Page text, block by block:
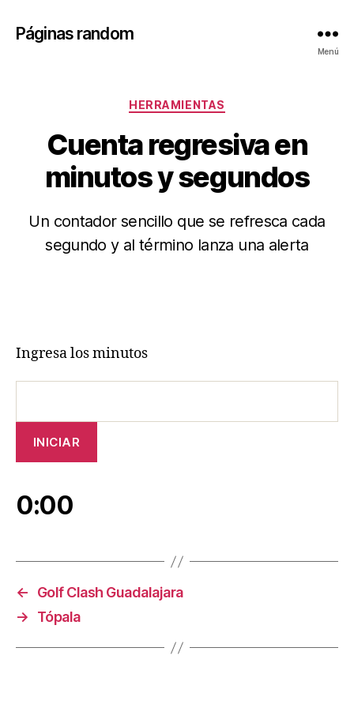
Páginas random
Menú
Categorías
HERRAMIENTAS
Cuenta regresiva en
minutos y segundos
Un contador sencillo que se refresca cada
segundo y al término lanza una alerta
Ingresa los minutos
0:00
←
Golf Clash Guadalajara
→
Tópala